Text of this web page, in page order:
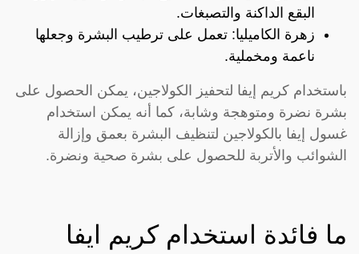
البقع الداكنة والتصبغات.
زهرة الكاميليا: تعمل على ترطيب البشرة وجعلها
ناعمة ومخملية.
باستخدام كريم إيفا لتحفيز الكولاجين، يمكن الحصول على
بشرة نضرة ومتوهجة وشابة، كما أنه يمكن استخدام
غسول إيفا بالكولاجين لتنظيف البشرة بعمق وإزالة
الشوائب والأتربة للحصول على بشرة صحية ونضرة.
ما فائدة استخدام كريم ايفا